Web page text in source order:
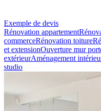
Exemple de devis
Rénovation appartement
commerceRénovation toiture
et extensionOuverture mur
extérieurAménagement
studio